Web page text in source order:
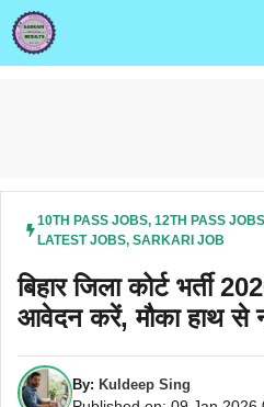
Skip
to
content
10TH PASS JOBS, 12TH PASS JOBS
LATEST JOBS, SARKARI JOB
बिहार जिला कोर्ट भर्ती
आवेदन करें, मौका हाथ से
By: Kuldeep Sing